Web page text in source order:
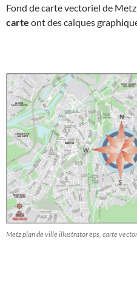
Fond de carte vectoriel de
carte ont des calques
Metz plan de ville illustrator eps, carte